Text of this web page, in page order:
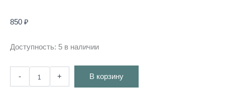
850 ₽
Доступность: 5 в наличии
- + В корзину